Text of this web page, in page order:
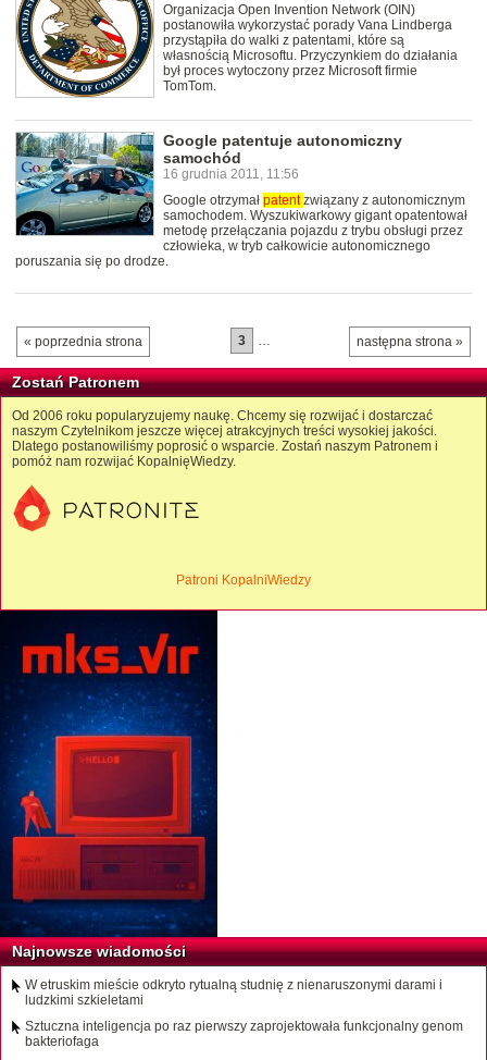
Organizacja Open Invention Network (OIN)
postanowiła wykorzystać porady Vana Lindberga
przystąpiła do walki z patentami, które są
własnością Microsoftu. Przyczynkiem do działania
był proces wytoczony przez Microsoft firmie
TomTom.
Google patentuje autonomiczny
samochód
16 grudnia 2011, 11:56
Google otrzymał patentzwiązany z autonomicznym
samochodem. Wyszukiwarkowy gigant opatentował
metodę przełączania pojazdu z trybu obsługi przez
człowieka, w tryb całkowicie autonomicznego
poruszania się po drodze.
« poprzednia strona następna strona »
3 …
Zostań Patronem
Od 2006 roku popularyzujemy naukę. Chcemy się rozwijać i dostarczać
naszym Czytelnikom jeszcze więcej atrakcyjnych treści wysokiej jakości.
Dlatego postanowiliśmy poprosić o wsparcie. Zostań naszym Patronem i
pomóż nam rozwijać KopalnięWiedzy.
Patroni KopalniWiedzy
Najnowsze wiadomości
W etruskim mieście odkryto rytualną studnię z nienaruszonymi darami i
ludzkimi szkieletami
Sztuczna inteligencja po raz pierwszy zaprojektowała funkcjonalny genom
bakteriofaga